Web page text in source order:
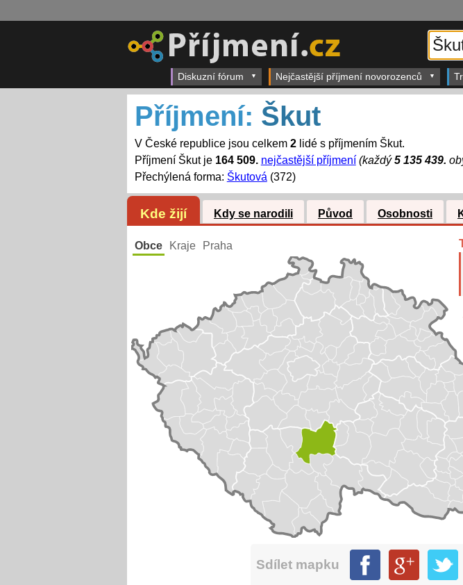
Diskuzní fórum Nejčastější příjmení novorozenců
Příjmení: Škut
V České republice jsou celkem 2lidé s příjmením Škut.
Příjmení Škut je 164 509. nejčastější příjmení (každý5 135 439.
Přechýlená forma: Škutová (372)
Kde žijí Kdy se narodili Původ Osobnosti
Obce Kraje Praha
Sdílet mapku